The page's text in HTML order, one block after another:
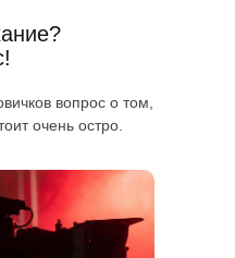
вопрос о том,
очень остро.